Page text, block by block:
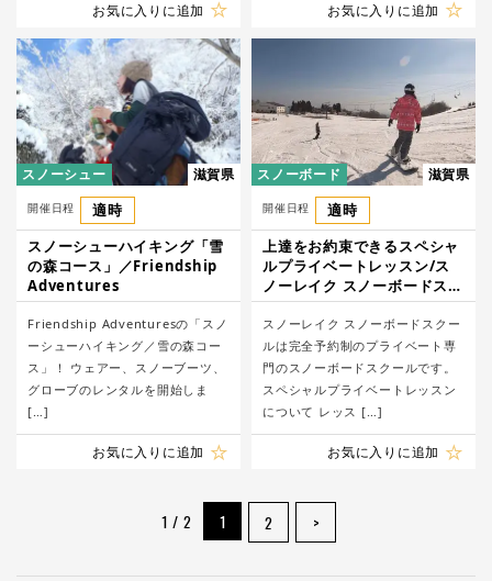
お気に入りに追加 お気に入りに追加
スノーシュー 滋賀県
開催日程
適時
スノーシューハイキング「雪
の森コース」／Friendship
Adventures
Friendship Adventuresの「スノ
ーシューハイキング／雪の森コー
ス」！ ウェアー、スノーブーツ、
グローブのレンタルを開始しま
[…]
お気に入りに追加
スノーボード 滋賀県
開催日程
適時
上達をお約束できるスペシャ
ルプライベートレッスン/ス
ノーレイク スノーボードスク
ール
スノーレイク スノーボードスクー
ルは完全予約制のプライベート専
門のスノーボードスクールです。
スペシャルプライベートレッスン
について レッス […]
お気に入りに追加
1 / 2 1 2 >